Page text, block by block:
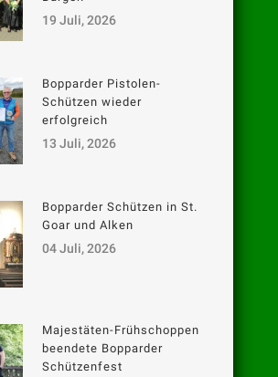
19 Juli, 2026
Bopparder Pistolen-
Schützen wieder
erfolgreich
13 Juli, 2026
Bopparder Schützen in St.
Goar und Alken
04 Juli, 2026
Majestäten-Frühschoppen
beendete Bopparder
Schützenfest